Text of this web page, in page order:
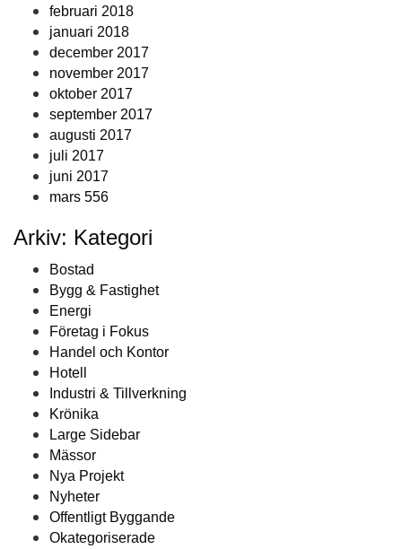
februari 2018
januari 2018
december 2017
november 2017
oktober 2017
september 2017
augusti 2017
juli 2017
juni 2017
mars 556
Arkiv: Kategori
Bostad
Bygg & Fastighet
Energi
Företag i Fokus
Handel och Kontor
Hotell
Industri & Tillverkning
Krönika
Large Sidebar
Mässor
Nya Projekt
Nyheter
Offentligt Byggande
Okategoriserade